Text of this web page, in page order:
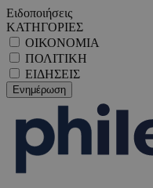
Ειδοποιήσεις
ΚΑΤΗΓΟΡΙΕΣ
ΟΙΚΟΝΟΜΙΑ
ΠΟΛΙΤΙΚΗ
ΕΙΔΗΣΕΙΣ